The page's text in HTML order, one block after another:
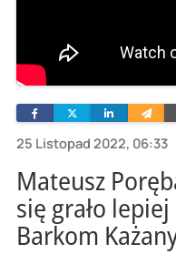
25 Listopad 2022, 06:33
FacebookTwitterLinkedin
e-
Mateusz
się grało
Barkom